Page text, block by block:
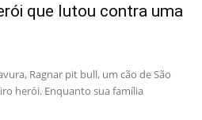
que lutou contra uma
Ragnar pit bull, um cão de São
herói. Enquanto sua família